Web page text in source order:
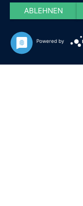
ABLEHNEN
Powered by